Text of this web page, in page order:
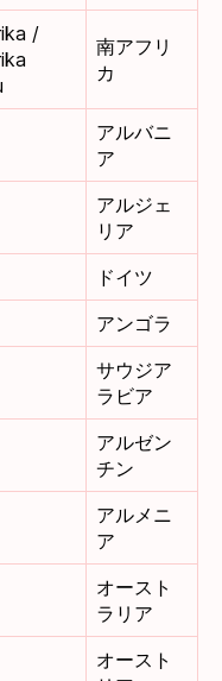
/
南アフリ
カ
アルバニ
ア
アルジェ
リア
ドイツ
アンゴラ
サウジア
ラビア
アルゼン
チン
アルメニ
ア
オースト
ラリア
オースト